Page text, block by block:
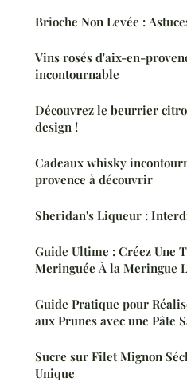
Brioche Non Levée :
Vins rosés d'aix-en-
incontournable
Découvrez le beurrier
design !
Cadeaux whisky
provence à découvrir
Sheridan's Liqueur :
Guide Ultime : Créez Une
Meringuée À la Meringue
Guide Pratique pour
aux Prunes avec une Pâte
Sucre sur Filet Mignon
Unique